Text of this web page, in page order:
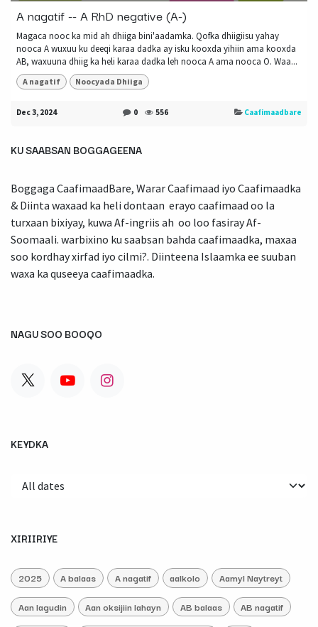
A nagatif -- A RhD negative (A-)
Magaca nooc ka mid ah dhiiga bini'aadamka. Qofka dhiigiisu yahay
nooca A wuxuu ku deeqi​ karaa dadka ay isku kooxda yihiin ama kooxda
AB, waxuuna dhiig ka heli karaa dadka leh nooca A ama nooca O. Waa...
A nagatif Noocyada Dhiiga
Dec 3, 2024 0 556 Caafimaadbare
KU SAABSAN BOGGAGEENA
Boggaga CaafimaadBare, Warar Caafimaad iyo Caafimaadka
& Diinta waxaad ka heli dontaan erayo caafimaad oo la
turxaan bixiyay, kuwa Af-ingriis ah oo loo fasiray Af-
Soomaali. warbixino ku saabsan bahda caafimaadka, maxaa
soo kordhay xirfad iyo cilmi?. Diinteena Islaamka ee suuban
waxa ka quseeya caafimaadka.
NAGU SOO BOOQO
KEYDKA
XIRIIRIYE
2025 A balaas A nagatif aalkolo Aamyl Naytreyt
Aan lagudin Aan oksijiin lahayn AB balaas AB nagatif